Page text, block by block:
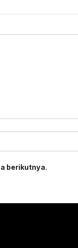
berikutnya.